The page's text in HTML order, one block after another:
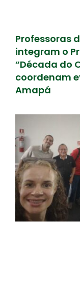
Professoras
integram o
“Década do
coordenam
Amapá